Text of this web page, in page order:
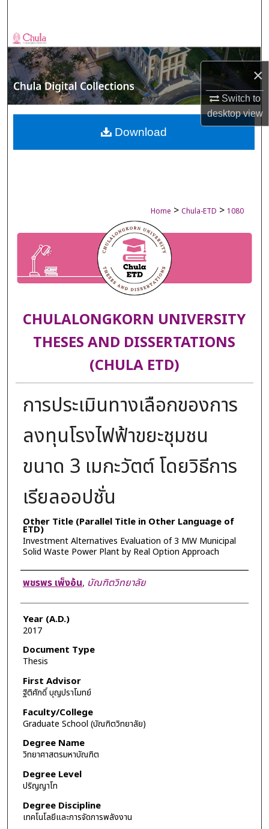
×
Switch to
desktopview
Browse Collections
My Account
About
Digital Commons Network™
Home > Chula-ETD > 1080
CHULALONGKORN UNIVERSITY
THESES AND DISSERTATIONS
(CHULA ETD)
การประเมินทางเลือกของการ
ลงทุนโรงไฟฟ้าขยะชุมชน
ขนาด 3 เมกะวัตต์ โดยวิธีการ
เรียลออปชั่น
Other Title (Parallel Title in Other Language of
ETD)
Investment Alternatives Evaluation of 3 MW Municipal
Solid Waste Power Plant by Real Option Approach
Author
พชรพร เพ็งอ้น, บัณฑิตวิทยาลัย
Year (A.D.)
2017
Document Type
Thesis
First Advisor
ฐิติศักดิ์ บุญปราโมทย์
Faculty/College
Graduate School (บัณฑิตวิทยาลัย)
Degree Name
วิทยาศาสตรมหาบัณฑิต
Degree Level
ปริญญาโท
Degree Discipline
เทคโนโลยีและการจัดการพลังงาน
Download